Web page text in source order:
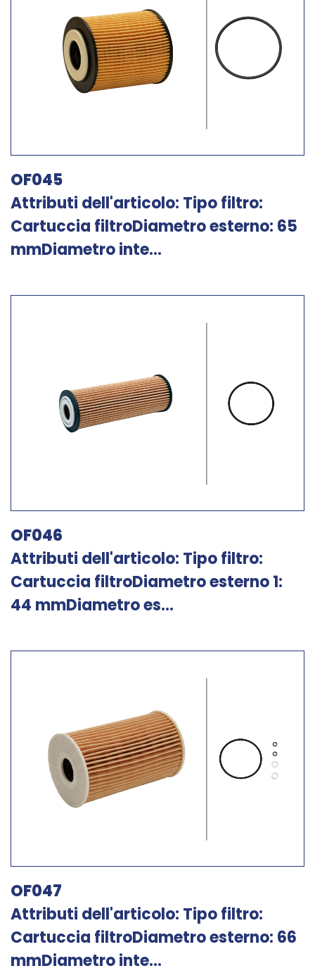
OF045
Attributi dell'articolo: Tipo filtro:
Cartuccia filtroDiametro esterno: 65
mmDiametro inte...
OF046
Attributi dell'articolo: Tipo filtro:
Cartuccia filtroDiametro esterno 1:
44 mmDiametro es...
OF047
Attributi dell'articolo: Tipo filtro:
Cartuccia filtroDiametro esterno: 66
mmDiametro inte...